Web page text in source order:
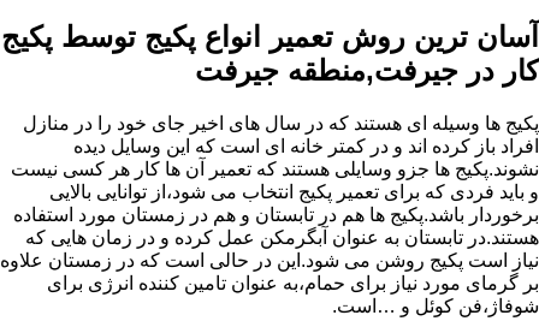
آسان ترین روش تعمیر انواع پکیج توسط پکیج
کار در جیرفت,منطقه جیرفت
پکیج ها وسیله ای هستند که در سال های اخیر جای خود را در منازل
افراد باز کرده اند و در کمتر خانه ای است که این وسایل دیده
نشوند.پکیج ها جزو وسایلی هستند که تعمیر آن ها کار هر کسی نیست
و باید فردی که برای تعمیر پکیج انتخاب می شود،از توانایی بالایی
برخوردار باشد.پکیج ها هم در تابستان و هم در زمستان مورد استفاده
هستند.در تابستان به عنوان آبگرمکن عمل کرده و در زمان هایی که
نیاز است پکیج روشن می شود.این در حالی است که در زمستان علاوه
بر گرمای مورد نیاز برای حمام،به عنوان تامین کننده انرژی برای
شوفاژ،فن کوئل و …است.